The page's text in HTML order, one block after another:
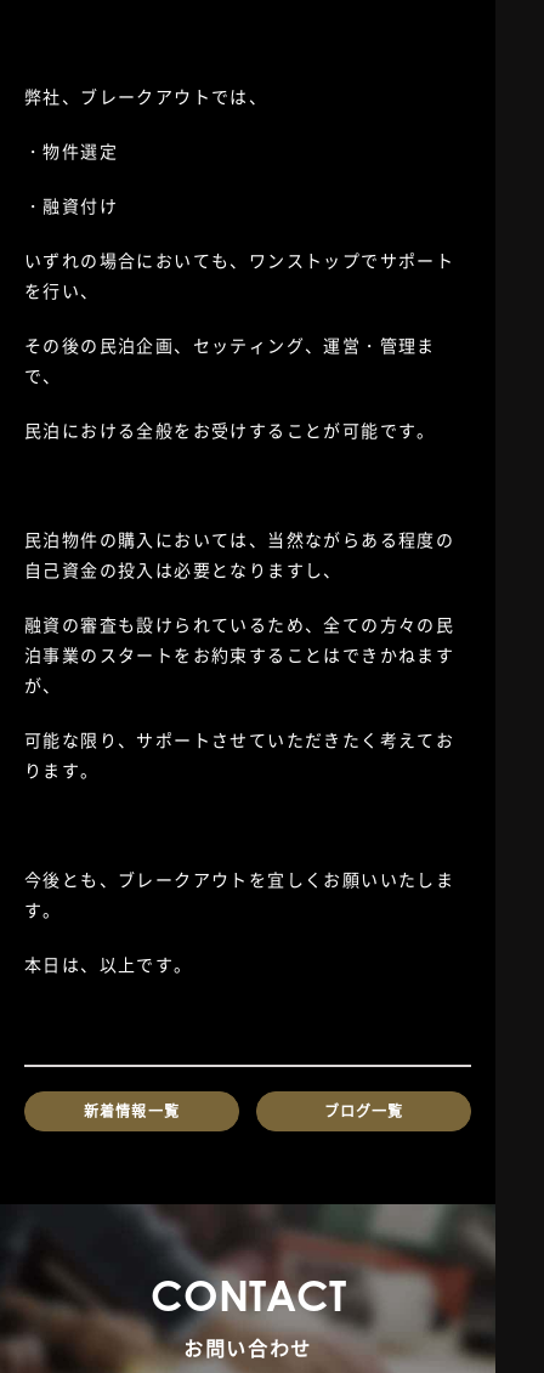
弊社、ブレークアウトでは、
・物件選定
・融資付け
いずれの場合においても、ワンストップでサポート
を行い、
その後の民泊企画、セッティング、運営・管理ま
で、
民泊における全般をお受けすることが可能です。
民泊物件の購入においては、当然ながらある程度の
自己資金の投入は必要となりますし、
融資の審査も設けられているため、全ての方々の民
泊事業のスタートをお約束することはできかねます
が、
可能な限り、サポートさせていただきたく考えてお
ります。
今後とも、ブレークアウトを宜しくお願いいたしま
す。
本日は、以上です。
新着情報一覧 ブログ一覧
CONTACT
お問い合わせ